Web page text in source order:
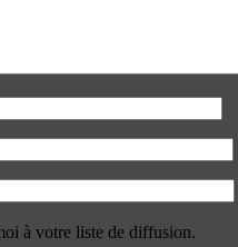
à votre liste de diffusion.